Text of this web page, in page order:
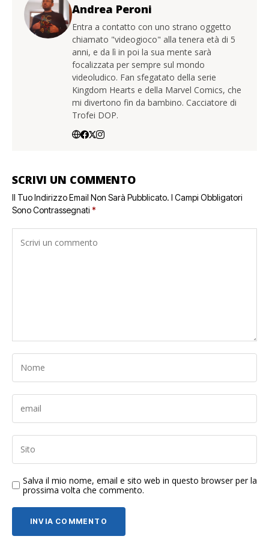
Andrea Peroni
Entra a contatto con uno strano oggetto
chiamato "videogioco" alla tenera età di 5
anni, e da lì in poi la sua mente sarà
focalizzata per sempre sul mondo
videoludico. Fan sfegatato della serie
Kingdom Hearts e della Marvel Comics, che
mi divertono fin da bambino. Cacciatore di
Trofei DOP.
SCRIVI UN COMMENTO
Il Tuo Indirizzo Email Non Sarà Pubblicato. I Campi Obbligatori
Sono Contrassegnati *
Salva il mio nome, email e sito web in questo browser per la
prossima volta che commento.